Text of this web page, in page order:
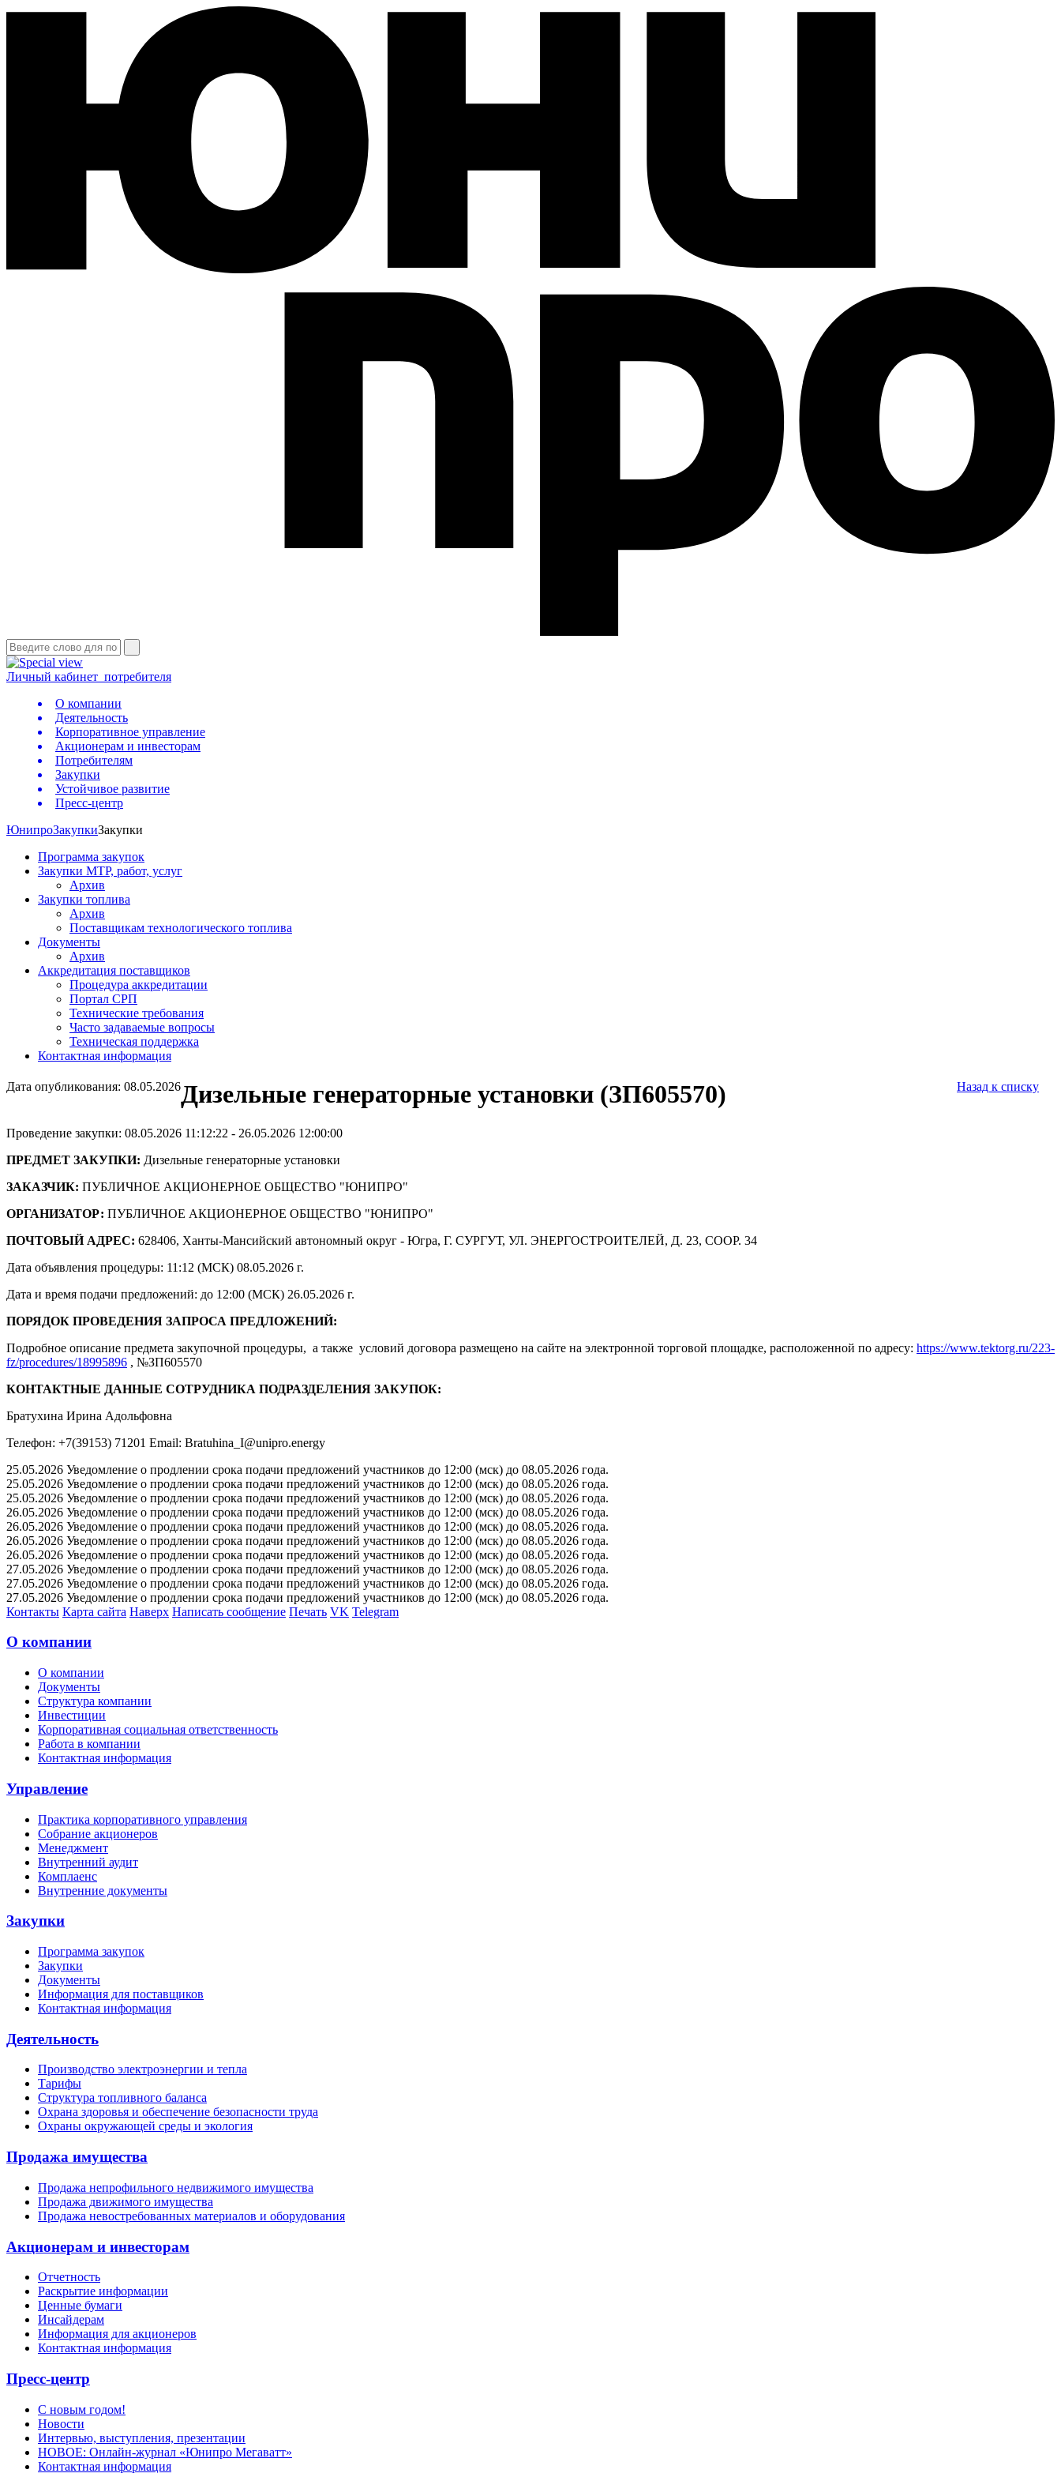
Личный кабинет потребителя
О компании
Деятельность
Корпоративное управление
Акционерам и инвесторам
Потребителям
Закупки
Устойчивое развитие
Пресс-центр
ЮнипроЗакупкиЗакупки
Программа закупок
Закупки МТР, работ, услуг
Архив
Закупки топлива
Архив
Поставщикам технологического топлива
Документы
Архив
Аккредитация поставщиков
Процедура аккредитации
Портал СРП
Технические требования
Часто задаваемые вопросы
Техническая поддержка
Контактная информация
Дата опубликования: 08.05.2026 Назад к списку
Дизельные генераторные установки (ЗП605570)
Проведение закупки: 08.05.2026 11:12:22 - 26.05.2026 12:00:00
ПРЕДМЕТ ЗАКУПКИ: Дизельные генераторные установки
ЗАКАЗЧИК: ПУБЛИЧНОЕ АКЦИОНЕРНОЕ ОБЩЕСТВО "ЮНИПРО"
ОРГАНИЗАТОР: ПУБЛИЧНОЕ АКЦИОНЕРНОЕ ОБЩЕСТВО "ЮНИПРО"
ПОЧТОВЫЙ АДРЕС: 628406, Ханты-Мансийский автономный округ - Югра, Г. СУРГУТ, УЛ. ЭНЕРГОСТРОИТЕЛЕЙ, Д. 23, СООР. 34
Дата объявления процедуры: 11:12 (МСК) 08.05.2026 г.
Дата и время подачи предложений: до 12:00 (МСК) 26.05.2026 г.
ПОРЯДОК ПРОВЕДЕНИЯ ЗАПРОСА ПРЕДЛОЖЕНИЙ:
Подробное описание предмета закупочной процедуры, а также условий договора размещено на сайте на электронной торговой площадке, расположенной по адресу: https://www.tektorg.ru/223-
fz/procedures/18995896 , №ЗП605570
КОНТАКТНЫЕ ДАННЫЕ СОТРУДНИКА ПОДРАЗДЕЛЕНИЯ ЗАКУПОК:
Братухина Ирина Адольфовна
Телефон: +7(39153) 71201 Email: Bratuhina_I@unipro.energy
25.05.2026 Уведомление о продлении срока подачи предложений участников до 12:00 (мск) до 08.05.2026 года.
25.05.2026 Уведомление о продлении срока подачи предложений участников до 12:00 (мск) до 08.05.2026 года.
25.05.2026 Уведомление о продлении срока подачи предложений участников до 12:00 (мск) до 08.05.2026 года.
26.05.2026 Уведомление о продлении срока подачи предложений участников до 12:00 (мск) до 08.05.2026 года.
26.05.2026 Уведомление о продлении срока подачи предложений участников до 12:00 (мск) до 08.05.2026 года.
26.05.2026 Уведомление о продлении срока подачи предложений участников до 12:00 (мск) до 08.05.2026 года.
26.05.2026 Уведомление о продлении срока подачи предложений участников до 12:00 (мск) до 08.05.2026 года.
27.05.2026 Уведомление о продлении срока подачи предложений участников до 12:00 (мск) до 08.05.2026 года.
27.05.2026 Уведомление о продлении срока подачи предложений участников до 12:00 (мск) до 08.05.2026 года.
27.05.2026 Уведомление о продлении срока подачи предложений участников до 12:00 (мск) до 08.05.2026 года.
Контакты Карта сайта Наверх Написать сообщение Печать VK Telegram
О компании
О компании
Документы
Структура компании
Инвестиции
Корпоративная социальная ответственность
Работа в компании
Контактная информация
Управление
Практика корпоративного управления
Собрание акционеров
Менеджмент
Внутренний аудит
Комплаенс
Внутренние документы
Закупки
Программа закупок
Закупки
Документы
Информация для поставщиков
Контактная информация
Деятельность
Производство электроэнергии и тепла
Тарифы
Структура топливного баланса
Охрана здоровья и обеспечение безопасности труда
Охраны окружающей среды и экология
Продажа имущества
Продажа непрофильного недвижимого имущества
Продажа движимого имущества
Продажа невостребованных материалов и оборудования
Акционерам и инвесторам
Отчетность
Раскрытие информации
Ценные бумаги
Инсайдерам
Информация для акционеров
Контактная информация
Пресс-центр
С новым годом!
Новости
Интервью, выступления, презентации
НОВОЕ: Онлайн-журнал «Юнипро Мегаватт»
Контактная информация